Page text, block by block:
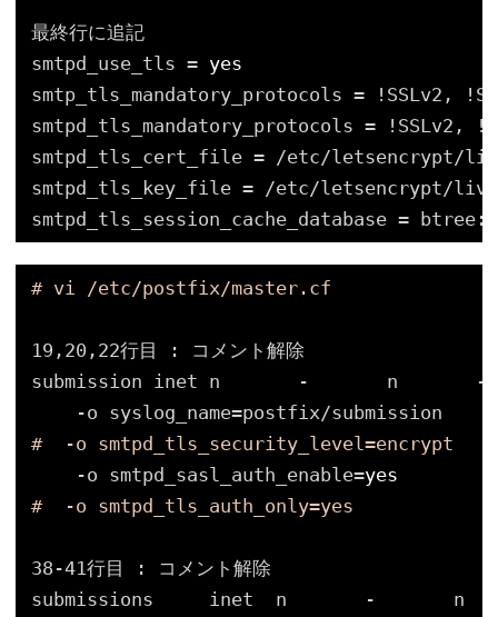
最終行に追記
smtpd_use_tls = yes
smtp_tls_mandatory_protocols = !SSLv2,
smtpd_tls_mandatory_protocols = !SSLv2,
smtpd_tls_cert_file = /etc/letsencrypt/
smtpd_tls_key_file = /etc/letsencrypt/
smtpd_tls_session_cache_database =
# vi /etc/postfix/master.cf
19,20,22行目 : コメント解除
submission inet n       -       n       -
-o syslog_name=postfix/submission
#  -o smtpd_tls_security_level=encrypt
-o smtpd_sasl_auth_enable=yes
#  -o smtpd_tls_auth_only=yes
38-41行目 : コメント解除
submissions     inet  n       -       n